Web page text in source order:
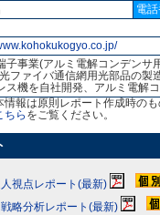
電
子事業(アルミ電解コンデン
ファイバ通信網用光部品の製
ス機を自社開発、アルミ電解
報は原則レポート作成時の
ちら をご覧ください。
視点レポート(最新)
略分析レポート(最新)